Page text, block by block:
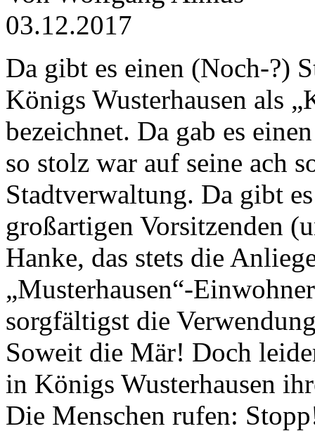
03.12.2017
Da gibt es einen (Noch-?)
Königs Wusterhausen als
bezeichnet. Da gab es
so stolz war auf seine ach
Stadtverwaltung. Da gibt
großartigen Vorsitzenden
Hanke, das stets die
„Musterhausen“-
sorgfältigst die
Soweit die Mär! Doch
in Königs Wusterhausen
Die Menschen rufen: